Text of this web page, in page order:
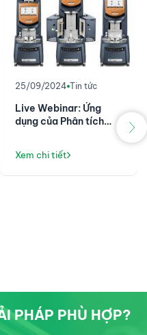
25/09/2024 Tin tức
Live Webinar: Ứng
dụng của Phân tích
nhiệt và lưu biến trong
Công nghiệp điện tử
Xem chi tiết
PHÁP PHÙ HỢP?